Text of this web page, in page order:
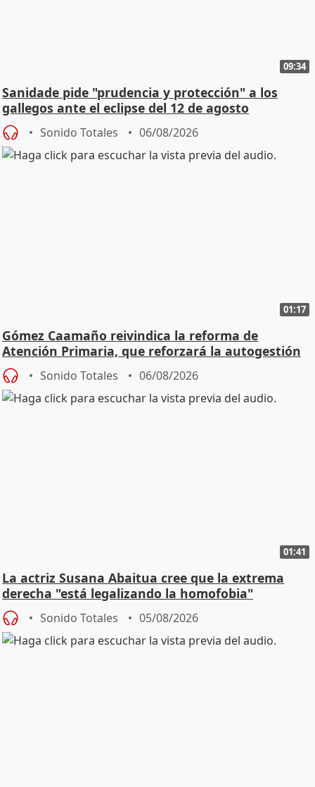
09:34
Sanidade pide "prudencia y protección" a los
gallegos ante el eclipse del 12 de agosto
Sonido Totales 06/08/2026
01:17
Gómez Caamaño reivindica la reforma de
Atención Primaria, que reforzará la autogestión
Sonido Totales 06/08/2026
01:41
La actriz Susana Abaitua cree que la extrema
derecha "está legalizando la homofobia"
Sonido Totales 05/08/2026